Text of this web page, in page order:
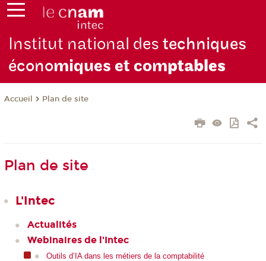
Institut national destechniques
économiques et comptables
Accueil Plan de site
Plan de site
L'Intec
Actualités
Webinaires de l'Intec
Outils d’IA dans les métiers de la comptabilité